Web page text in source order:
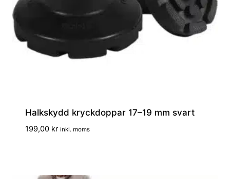
Halkskydd kryckdoppar 17–19 mm svart
199,00 kr inkl. moms